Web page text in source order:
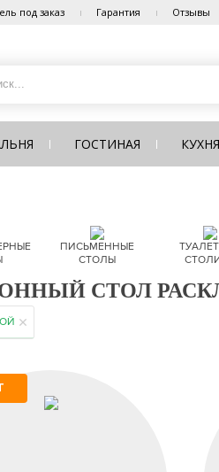
под заказ Гарантия Отзывы
ГОСТИНАЯ КУХНЯ
ПИСЬМЕННЫЕ
СТОЛЫ
СТОЛ